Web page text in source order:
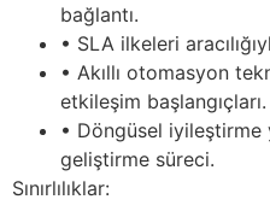
bağlantı.
• SLA ilkeleri
• Akıllı otomasyon
etkileşim başlangıçları.
• Döngüsel iyileştirme
geliştirme süreci.
Sınırlılıklar: